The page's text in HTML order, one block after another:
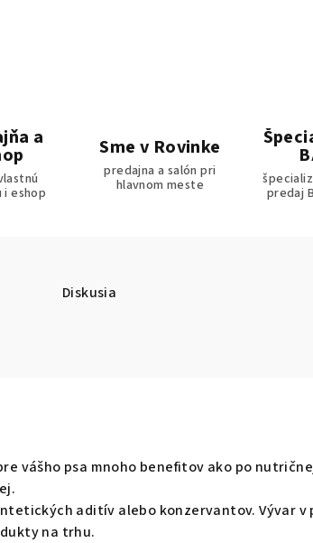
a
i eshop
Sme v Rovinke
predajna a salón pri
hlavnom meste
predaj
Diskusia
vášho psa mnoho benefitov ako po
aditív alebo konzervantov. Vývar v
na trhu.